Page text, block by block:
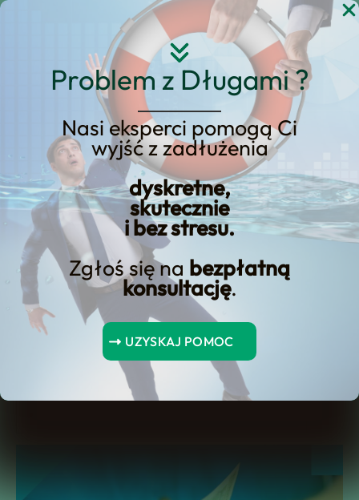
Problem z Długami ?
Nasi eksperci pomogą Ci
wyjść z zadłużenia
dyskretne,
skutecznie
i bez stresu.
Zgłoś się na bezpłatną
konsultację.
UZYSKAJ POMOC
Przejdź
Karta walutowa
Spis Treści
Karta walutowa – sposób na podróżowanie za granicę.
Czym jest konto walutowe?
Czym jest karta walutowa?